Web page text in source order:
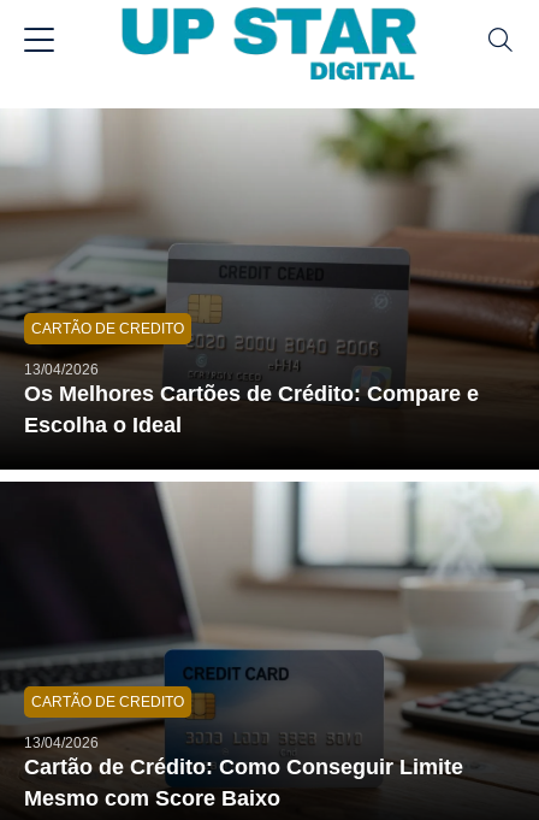
CARTÃO DE CREDITO
13/04/2026
Os Melhores Cartões de Crédito: Compare e
Escolha o Ideal
CARTÃO DE CREDITO
13/04/2026
Cartão de Crédito: Como Conseguir Limite
Mesmo com Score Baixo